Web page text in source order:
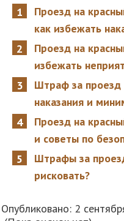
Проезд на
как избежать
Проезд на
избежать
Штраф за проезд
наказания и
Проезд на
и советы по
Штрафы за
рисковать?
Опубликовано: 2